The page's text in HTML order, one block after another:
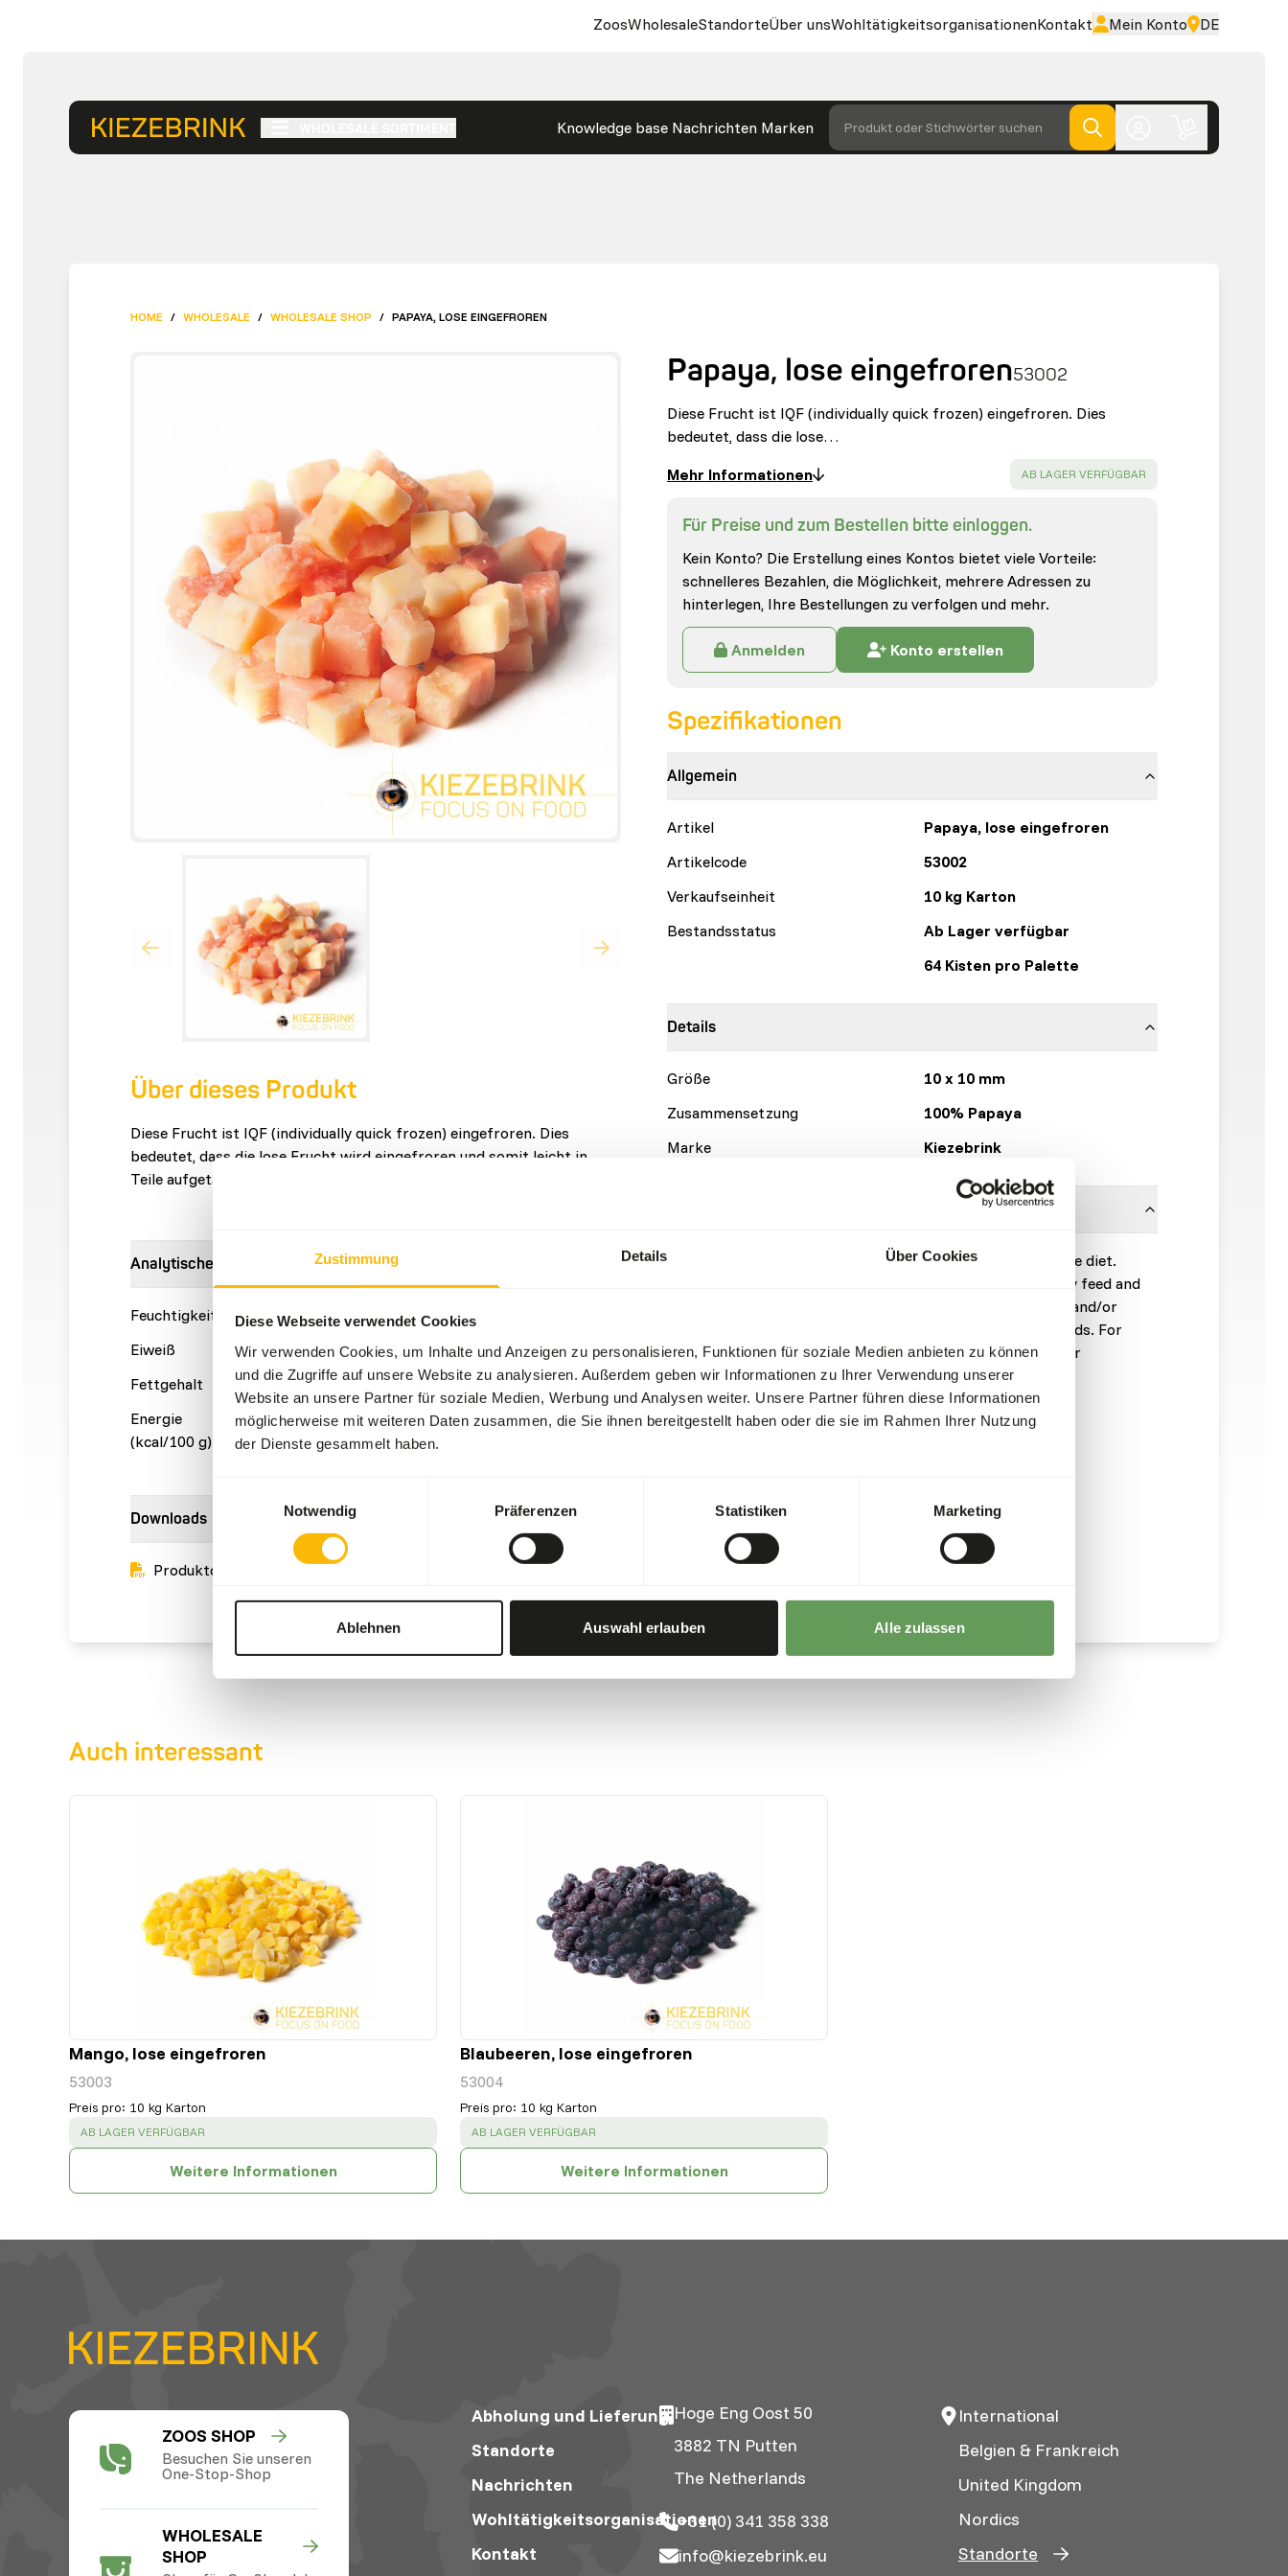
Zustimmung Details Über Cookies
Diese Webseite verwendet Cookies
Wir verwenden Cookies, um Inhalte und Anzeigen zu personalisieren, Funktionen für soziale Medien anbieten zu können
und die Zugriffe auf unsere Website zu analysieren. Außerdem geben wir Informationen zu Ihrer Verwendung unserer
Website an unsere Partner für soziale Medien, Werbung und Analysen weiter. Unsere Partner führen diese Informationen
möglicherweise mit weiteren Daten zusammen, die Sie ihnen bereitgestellt haben oder die sie im Rahmen Ihrer Nutzung
der Dienste gesammelt haben.
Notwendig
Präferenzen Statistiken Marketing
Ablehnen Auswahl erlauben Alle zulassen
ZoosWholesaleStandorteÜber unsWohltätigkeitsorganisationenKontakt Mein Konto DE
Knowledge base Nachrichten Marken Produkt oder Stichwörter suchen
HOME / WHOLESALE / WHOLESALE SHOP / PAPAYA, LOSE EINGEFROREN
Über dieses Produkt
Diese Frucht ist IQF (individually quick frozen) eingefroren. Dies
bedeutet, dass die lose Frucht wird eingefroren und somit leicht in
Teile aufgetaut werden kann.
Analytische Bestandteile
Feuchtigkeit 88% Rohasche
Eiweiß
1% Kalzium
0,02%
Fettgehalt
0,09% Phosphor
0,02%
Energie
(kcal/100 g)
32 kcal
Downloads
Produktdatenblatt
Papaya, lose eingefroren53002
Diese Frucht ist IQF (individually quick frozen) eingefroren. Dies
bedeutet, dass die lose…
Mehr Informationen
SUCCESS:
AB LAGER VERFÜGBAR
Für Preise und zum Bestellen bitte einloggen.
Kein Konto? Die Erstellung eines Kontos bietet viele Vorteile:
schnelleres Bezahlen, die Möglichkeit, mehrere Adressen zu
hinterlegen, Ihre Bestellungen zu verfolgen und mehr.
Anmelden Konto erstellen
Spezifikationen
Allgemein
Artikel
Papaya, lose eingefroren
Artikelcode
53002
Verkaufseinheit
10 kg Karton
Bestandsstatus
Ab Lager verfügbar
64 Kisten pro Palette
Details
Größe
10 x 10 mm
Zusammensetzung
100% Papaya
Marke
Kiezebrink
Depending on the species, fruit can be a suitable part of the diet.
However, please bear in mind that fruit is a complementary feed and
must therefore always be combined with other feedstuffs and/or
supplements to meet the animal's complete nutritional needs. For
detailed, species-specific feeding advice, we refer you to our
Zoodatabase.
Auch interessant
Mango, lose eingefroren
53003
Preis pro: 10 kg Karton
SUCCESS:
AB LAGER VERFÜGBAR
Weitere Informationen
Blaubeeren, lose eingefroren
53004
Preis pro: 10 kg Karton
SUCCESS:
AB LAGER VERFÜGBAR
Weitere Informationen
ZOOS SHOP
Besuchen Sie unseren
One-Stop-Shop
WHOLESALE
SHOP
Abholung und Lieferung
Standorte
Nachrichten
Wohltätigkeitsorganisationen
Kontakt
Hoge Eng Oost 50
3882 TN Putten
The Netherlands
+31 (0) 341 358 338
info@kiezebrink.eu
International
Belgien & Frankreich
United Kingdom
Nordics
Standorte